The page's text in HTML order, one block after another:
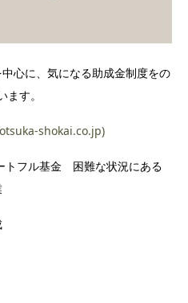
心に、気になる助成金制度をの
す。
shokai.co.jp)
トフル基金 困難な状況にある